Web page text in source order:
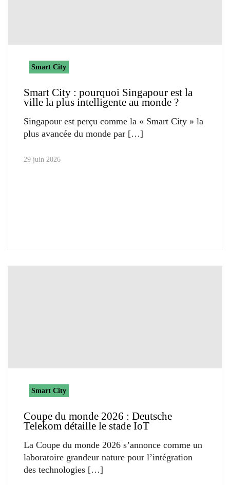
Smart City
Smart City : pourquoi Singapour est la
ville la plus intelligente au monde ?
Singapour est perçu comme la « Smart City » la
plus avancée du monde par
29 juin 2026
Smart City
Coupe du monde 2026 : Deutsche
Telekom détaille le stade IoT
La Coupe du monde 2026 s’annonce comme un
laboratoire grandeur nature pour l’intégration
des technologies